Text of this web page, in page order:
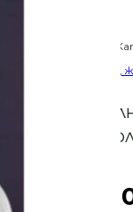
картата) гр. Варна,
различни
4.09 /